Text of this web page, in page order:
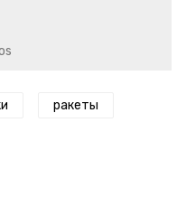
ракеты